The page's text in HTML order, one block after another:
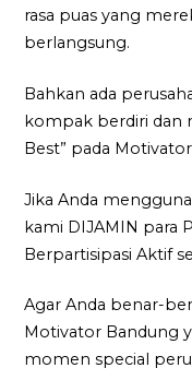
rasa puas yang
berlangsung.
Bahkan ada
kompak berdiri dan
Best” pada
Jika Anda
kami DIJAMIN para
Berpartisipasi Aktif
Agar Anda benar-
Motivator Bandung
momen special